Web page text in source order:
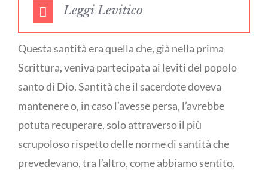
Leggi Levitico
Questa santità era quella che, già nella prima
Scrittura, veniva partecipata ai leviti del popolo
santo di Dio. Santità che il sacerdote doveva
mantenere o, in caso l’avesse persa, l’avrebbe
potuta recuperare, solo attraverso il più
scrupoloso rispetto delle norme di santità che
prevedevano, tra l’altro, come abbiamo sentito,